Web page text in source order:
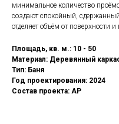
минимальное количество
создают спокойный,
отделяет объём от поверхности
Площадь, кв. м.: 10 - 50
Материал: Деревянный
Тип: Баня
Год проектирования: 2024
Состав проекта: АР